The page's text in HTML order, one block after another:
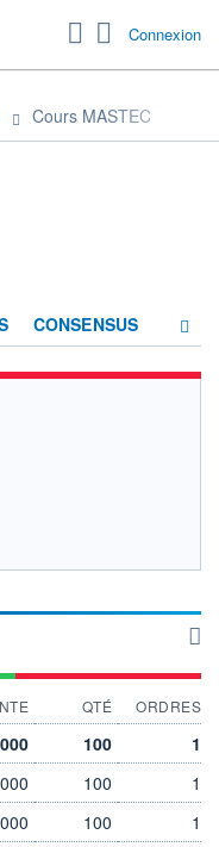
Connexion
Cours MASTEC
CONSENSUS
235
QTÉ ORDRES
100
1
100
1
100
1